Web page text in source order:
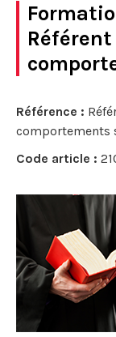
Référence :
comportements
Code article :